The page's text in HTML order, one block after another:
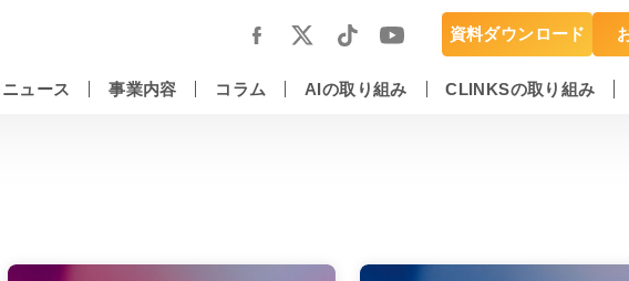
資料ダウンロード
ニュース 事業内容 コラム AIの取り組み CLINKSの取り組み